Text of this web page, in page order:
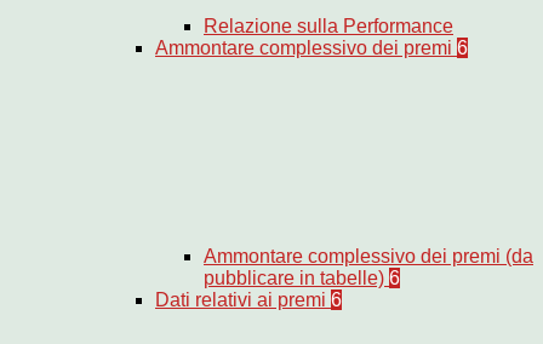
Relazione sulla Performance
Ammontare complessivo dei premi 6
Ammontare complessivo dei premi (da
pubblicare in tabelle) 6
Dati relativi ai premi 6